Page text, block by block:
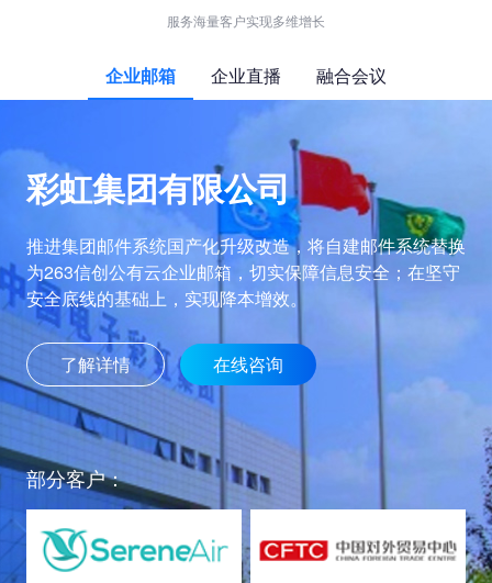
服务海量客户实现多维增长
企业邮箱 企业直播 融合会议
彩虹集团有限公司
推进集团邮件系统国产化升级改造，将自建邮件系统替换
为263信创公有云企业邮箱，切实保障信息安全；在坚守
安全底线的基础上，实现降本增效。
了解详情 在线咨询
部分客户：